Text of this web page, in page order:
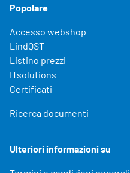
Popolare
Accesso webshop
LindQST
Listino prezzi
ITsolutions
Certificati
Ricerca documenti
Ulteriori informazioni su